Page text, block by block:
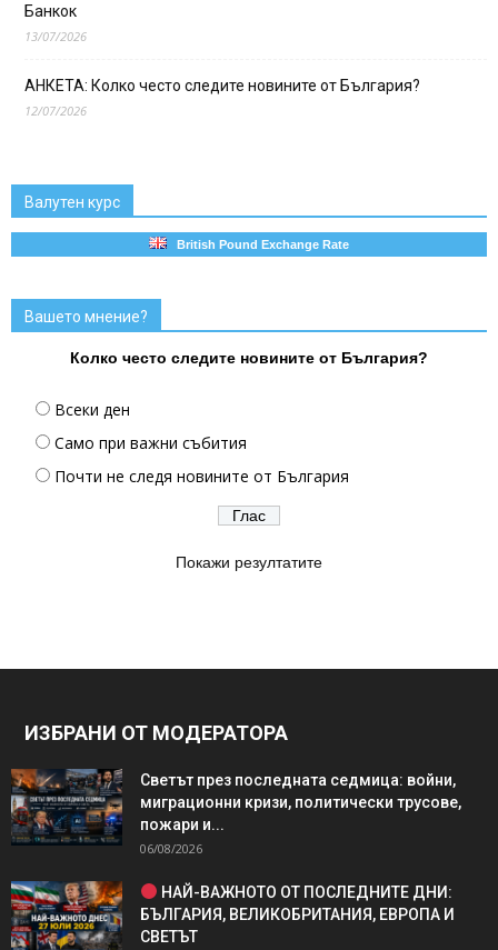
Банкок
13/07/2026
АНКЕТА: Колко често следите новините от България?
12/07/2026
Валутен курс
British Pound Exchange Rate
Вашето мнение?
Колко често следите новините от България?
Всеки ден
Само при важни събития
Почти не следя новините от България
Покажи резултатите
ИЗБРАНИ ОТ МОДЕРАТОРА
Светът през последната седмица: войни,
миграционни кризи, политически трусове,
пожари и...
06/08/2026
НАЙ-ВАЖНОТО ОТ ПОСЛЕДНИТЕ ДНИ:
БЪЛГАРИЯ, ВЕЛИКОБРИТАНИЯ, ЕВРОПА И
СВЕТЪТ